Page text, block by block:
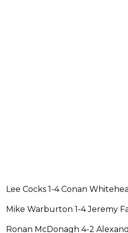
Lee Cocks 1-4 Conan
Mike Warburton 1-4 Jeremy
Ronan McDonagh 4-2